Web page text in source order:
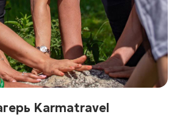
Karmatravel